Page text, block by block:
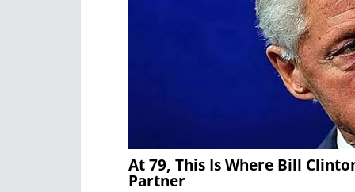
At 79, This Is Where Bill
Partner